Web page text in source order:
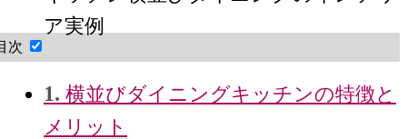
ア実例
次
1. 横並びダイニングキッチンの特徴と
メリット